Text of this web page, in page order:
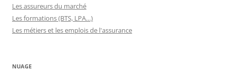
Les assureurs du marché
Les formations (BTS, LPA…)
Les métiers et les emplois de l'assurance
NUAGE